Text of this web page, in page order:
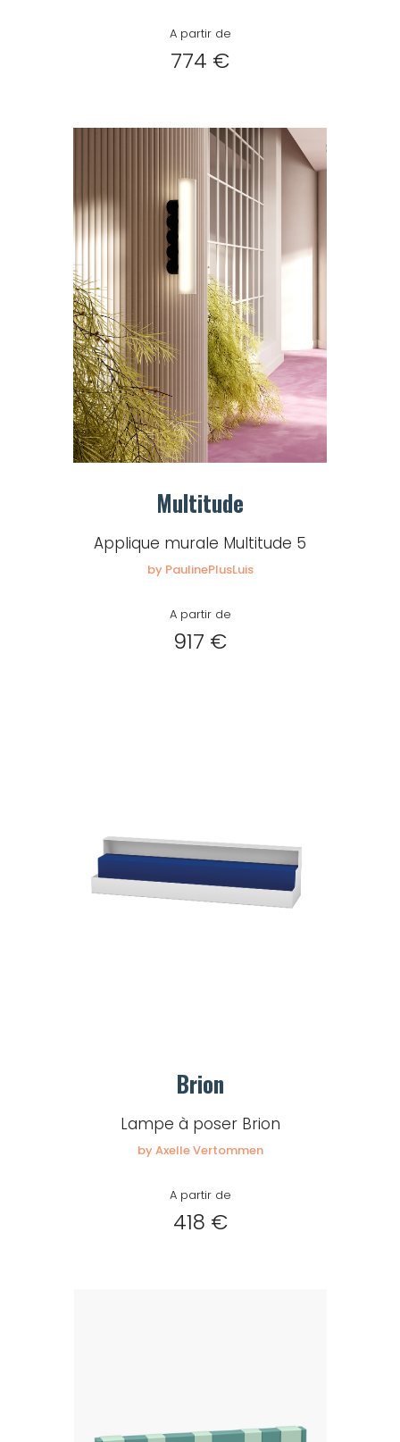
A partir de
774 €
Multitude
Applique murale Multitude 5
by PaulinePlusLuis
A partir de
917 €
Brion
Lampe à poser Brion
by Axelle Vertommen
A partir de
418 €